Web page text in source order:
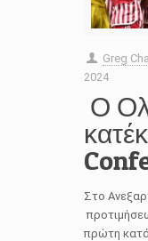
Greg
2024
Ο
Στο
πρώτη